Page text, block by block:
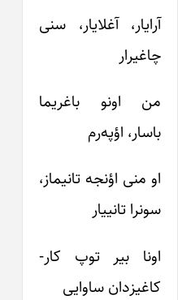
آرایار، آغلایار، سنی
چاغیرار
من اونو باغریما
باسار، اؤپه‌رم
او منی اؤنجه تانیماز،
سونرا تانییار
اونا بیر توپ کار-
کاغیزدان ساوایی